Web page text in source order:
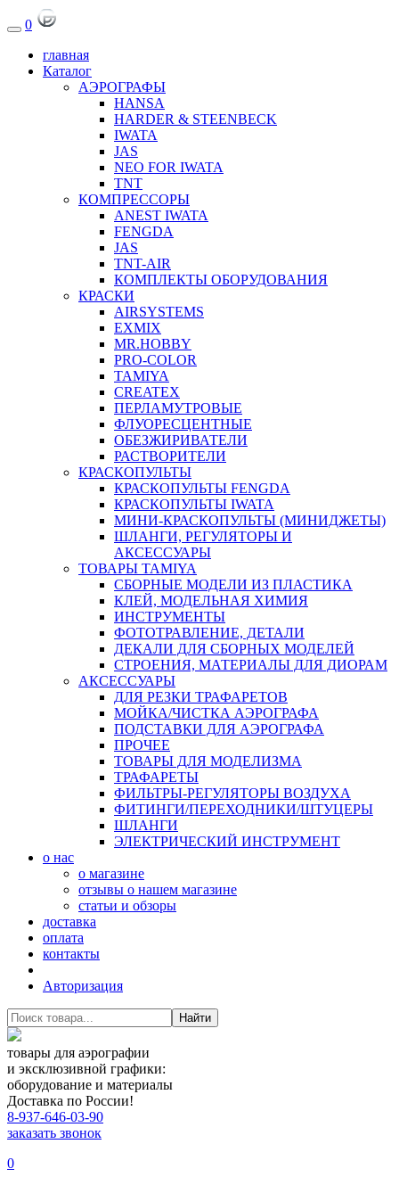
0
главная
Каталог
АЭРОГРАФЫ
HANSA
HARDER & STEENBECK
IWATA
JAS
NEO FOR IWATA
TNT
КОМПРЕССОРЫ
ANEST IWATA
FENGDA
JAS
TNT-AIR
КОМПЛЕКТЫ ОБОРУДОВАНИЯ
КРАСКИ
AIRSYSTEMS
EXMIX
MR.HOBBY
PRO-COLOR
TAMIYA
CREATEX
ПЕРЛАМУТРОВЫЕ
ФЛУОРЕСЦЕНТНЫЕ
ОБЕЗЖИРИВАТЕЛИ
РАСТВОРИТЕЛИ
КРАСКОПУЛЬТЫ
КРАСКОПУЛЬТЫ FENGDA
КРАСКОПУЛЬТЫ IWATA
МИНИ-КРАСКОПУЛЬТЫ (МИНИДЖЕТЫ)
ШЛАНГИ, РЕГУЛЯТОРЫ И
АКСЕССУАРЫ
ТОВАРЫ TAMIYA
СБОРНЫЕ МОДЕЛИ ИЗ ПЛАСТИКА
КЛЕЙ, МОДЕЛЬНАЯ ХИМИЯ
ИНСТРУМЕНТЫ
ФОТОТРАВЛЕНИЕ, ДЕТАЛИ
ДЕКАЛИ ДЛЯ СБОРНЫХ МОДЕЛЕЙ
СТРОЕНИЯ, МАТЕРИАЛЫ ДЛЯ ДИОРАМ
АКСЕССУАРЫ
ДЛЯ РЕЗКИ ТРАФАРЕТОВ
МОЙКА/ЧИСТКА АЭРОГРАФА
ПОДСТАВКИ ДЛЯ АЭРОГРАФА
ПРОЧЕЕ
ТОВАРЫ ДЛЯ МОДЕЛИЗМА
ТРАФАРЕТЫ
ФИЛЬТРЫ-РЕГУЛЯТОРЫ ВОЗДУХА
ФИТИНГИ/ПЕРЕХОДНИКИ/ШТУЦЕРЫ
ШЛАНГИ
ЭЛЕКТРИЧЕСКИЙ ИНСТРУМЕНТ
о нас
о магазине
отзывы о нашем магазине
статьи и обзоры
доставка
оплата
контакты
Авторизация
Найти
товары для аэрографии
и эксклюзивной графики:
оборудование и материалы
Доставка по России!
8-937-646-03-90
заказать звонок
0